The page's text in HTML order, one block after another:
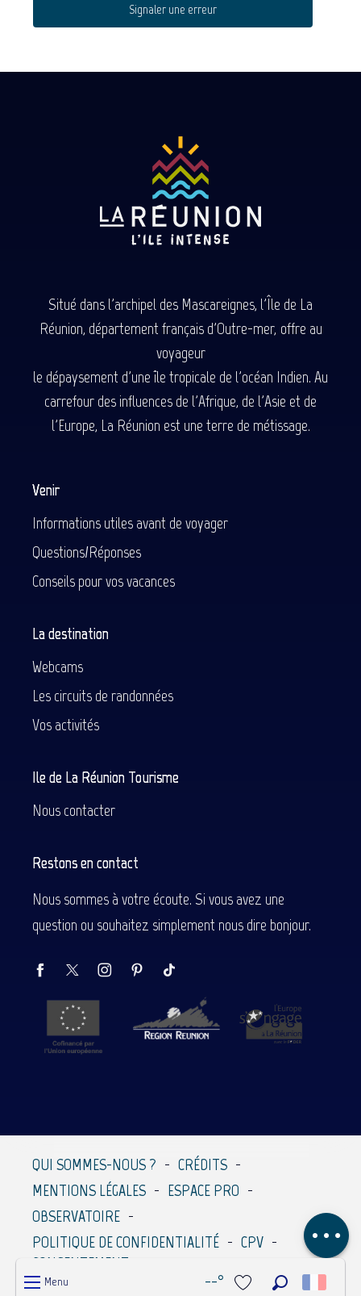
Menu --°
Signaler une erreur
Situé dans l'archipel des Mascareignes, l'Île de La
Réunion, département français d'Outre-mer, offre au
voyageur
le dépaysement d'une île tropicale de l'océan Indien. Au
carrefour des influences de l'Afrique, de l'Asie et de
l'Europe, La Réunion est une terre de métissage.
Venir
Informations utiles avant de voyager
Questions/Réponses
Conseils pour vos vacances
La destination
Webcams
Les circuits de randonnées
Vos activités
Ile de La Réunion Tourisme
Nous contacter
Restons en contact
Nous sommes à votre écoute. Si vous avez une
question ou souhaitez simplement nous dire bonjour.
QUI SOMMES-NOUS ?
CRÉDITS
MENTIONS LÉGALES
ESPACE PRO
OBSERVATOIRE
POLITIQUE DE CONFIDENTIALITÉ
CPV
CONSENTEMENT